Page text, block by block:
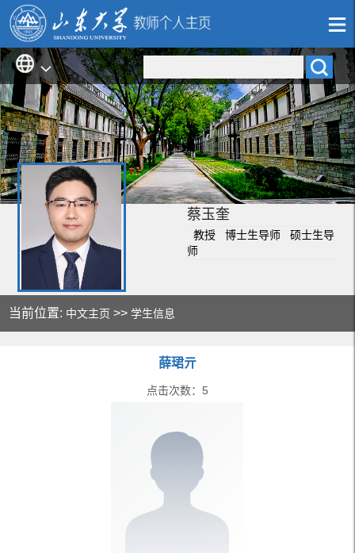
蔡玉奎
教授 博士生导师 硕士生导
师
当前位置: 中文主页 >>学生信息
薛珺亓
点击次数： 5